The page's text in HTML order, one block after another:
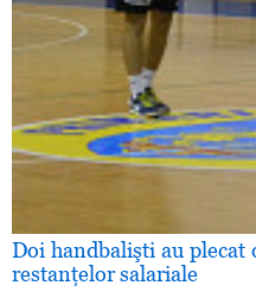
Doi handbalişti au plecat
restanţelor salariale